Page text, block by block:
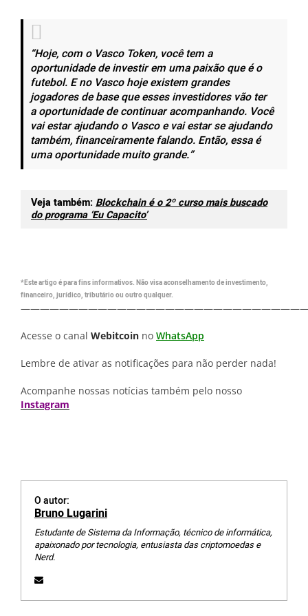
“Hoje, com o Vasco Token, você tem a
oportunidade de investir em uma paixão que é o
futebol. E no Vasco hoje existem grandes
jogadores de base que esses investidores vão ter
a oportunidade de continuar acompanhando. Você
vai estar ajudando o Vasco e vai estar se ajudando
também, financeiramente falando. Então, essa é
uma oportunidade muito grande.”
Veja também: Blockchain é o 2º curso mais buscado
do programa ‘Eu Capacito’
*Este artigo é para fins informativos. Não visa aconselhamento de investimento,
financeiro, jurídico, tributário ou outro qualquer.
Acesse o canal Webitcoin no WhatsApp
Lembre de ativar as notificações para não perder nada!
Acompanhe nossas notícias também pelo nosso
Instagram
O autor:
Bruno Lugarini
Estudante de Sistema da Informação, técnico de informática,
apaixonado por tecnologia, entusiasta das criptomoedas e
Nerd.